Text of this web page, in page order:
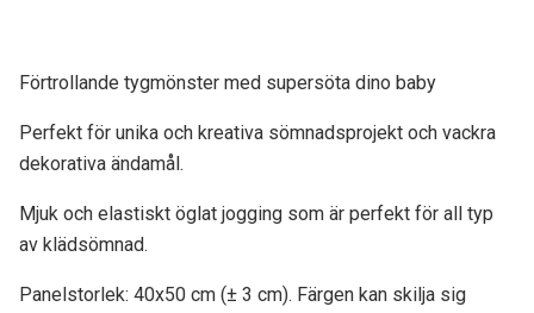
Förtrollande tygmönster med supersöta dino baby
Perfekt för unika och kreativa sömnadsprojekt och vackra
dekorativa ändamål.
Mjuk och elastiskt öglat jogging som är perfekt för all typ
av klädsömnad.
Panelstorlek: 40x50 cm (± 3 cm). Färgen kan skilja sig